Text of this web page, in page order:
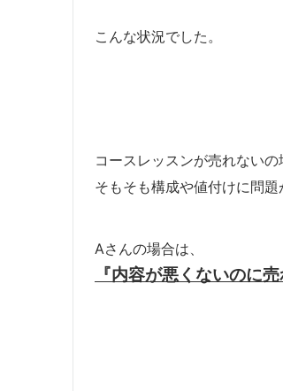
こんな状況でした。
コースレッスンが売れないの
そもそも構成や値付けに問
Aさんの場合は、
『内容が悪くないのに